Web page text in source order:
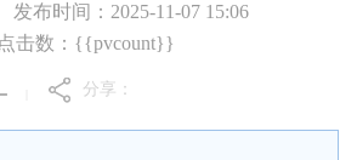
发布时间：2025-11-07 15:06
点击数：{{pvcount}}
分享：